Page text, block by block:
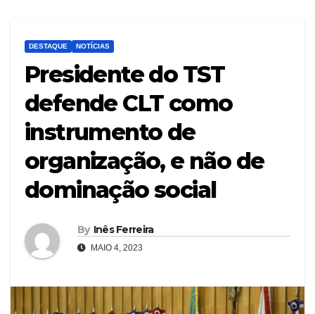
DESTAQUE NOTÍCIAS
Presidente do TST
defende CLT como
instrumento de
organização, e não de
dominação social
By Inês Ferreira
MAIO 4, 2023